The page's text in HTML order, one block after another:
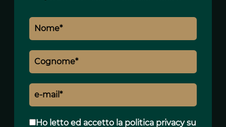
Ho letto ed accetto la politica privacysu
Nome *
Cognome *